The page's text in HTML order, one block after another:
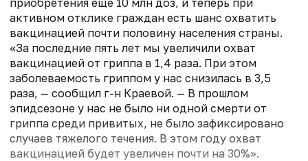
активном отклике граждан есть шанс охватить
вакцинацией почти половину населения страны.
«За последние пять лет мы увеличили охват
вакцинацией от гриппа в 1,4 раза. При этом
заболеваемость гриппом у нас снизилась в 3,5
раза, — сообщил г-н Краевой. — В прошлом
эпидсезоне у нас не было ни одной смерти от
гриппа среди привитых, не было зафиксировано
случаев тяжелого течения. В этом году охват
вакцинацией будет увеличен почти на 30%».